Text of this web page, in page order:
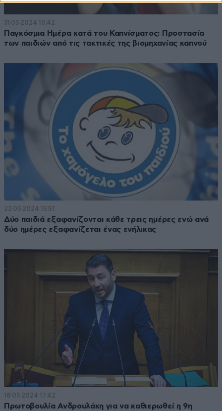
31·05·2024 10:42
Παγκόσμια Ημέρα κατά του Καπνίσματος: Προστασία
των παιδιών από τις τακτικές της βιομηχανίας καπνού
22·05·2024 15:51
Δύο παιδιά εξαφανίζονται κάθε τρεις ημέρες ενώ ανά
δύο ημέρες εξαφανίζεται ένας ενήλικας
18·05·2024 17:42
Πρωτοβουλία Ανδρουλάκη για να καθιερωθεί η 9η